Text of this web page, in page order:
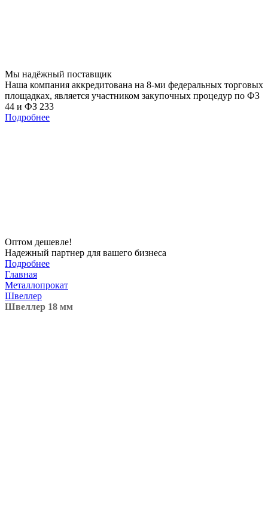
Мы надёжный поставщик
Наша компания аккредитована на 8-ми федеральных торговых
площадках, является участником закупочных процедур по ФЗ
44 и ФЗ 233
Подробнее
Оптом дешевле!
Надежный партнер для вашего бизнеса
Подробнее
Главная
Металлопрокат
Швеллер
Швеллер 18 мм